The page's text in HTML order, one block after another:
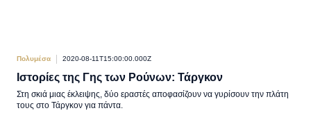
Πολυμέσα 2020-08-11T15:00:00.000Z
Ιστορίες της Γης των Ρούνων: Τάργκον
Στη σκιά μιας έκλειψης, δύο εραστές αποφασίζουν να γυρίσουν την πλάτη
τους στο Τάργκον για πάντα.